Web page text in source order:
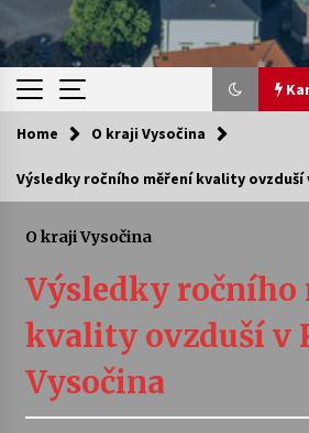
Kam za kulturou?
Sukuba Ensemble
Vernisáž výstavy
kapkou
Veselí muzikanti
Home O kraji Vysočina
Výsledky ročního měření kvality ovzduší
O kraji Vysočina
Výsledky ročního
kvality ovzduší v
Vysočina